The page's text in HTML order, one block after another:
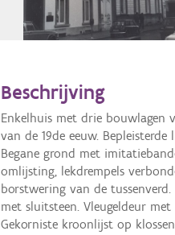
Beschrijving
Enkelhuis met drie bouwlagen
van de 19de eeuw.
Begane grond met
omlijsting, lekdrempels
borstwering van de
met sluitsteen. Vleugeldeur
Gekorniste kroonlijst op